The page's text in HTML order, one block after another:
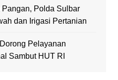
Polda Sulbar
dan Irigasi Pertanian
Pelayanan
Sambut HUT RI